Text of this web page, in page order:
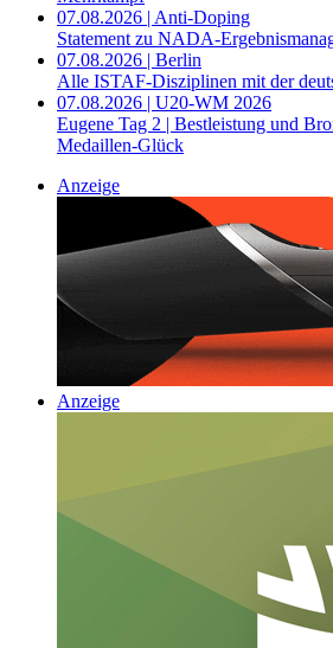
07.08.2026 | Anti-Doping
Statement zu NADA-
07.08.2026 | Berlin
Alle ISTAF-Disziplinen mit der
07.08.2026 | U20-WM 2026
Eugene Tag 2 | Bestleistung und
Medaillen-Glück
Anzeige
Anzeige